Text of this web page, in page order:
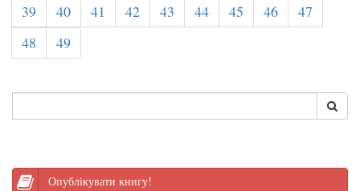
39 40 41 42 43 44 45 46
47
48
49
Опублікувати книгу!